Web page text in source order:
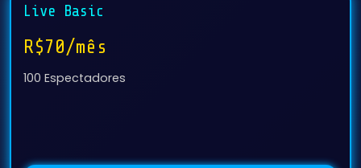
Live Basic
R$70/mês
100 Espectadores